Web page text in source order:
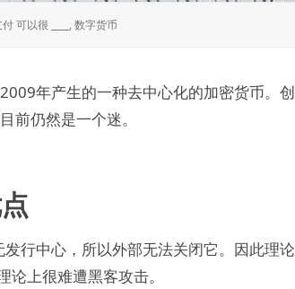
可以很 ____ ,数字货币
年产生的一种去中心化的加密货币。
前仍然是一个迷。
行中心，所以外部无法关闭它。因此理
上很难遭黑客攻击。